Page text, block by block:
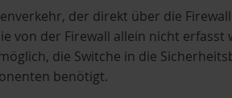
der direkt über die
von der Firewall allein nicht erfasst
die Switche in die
benötigt.